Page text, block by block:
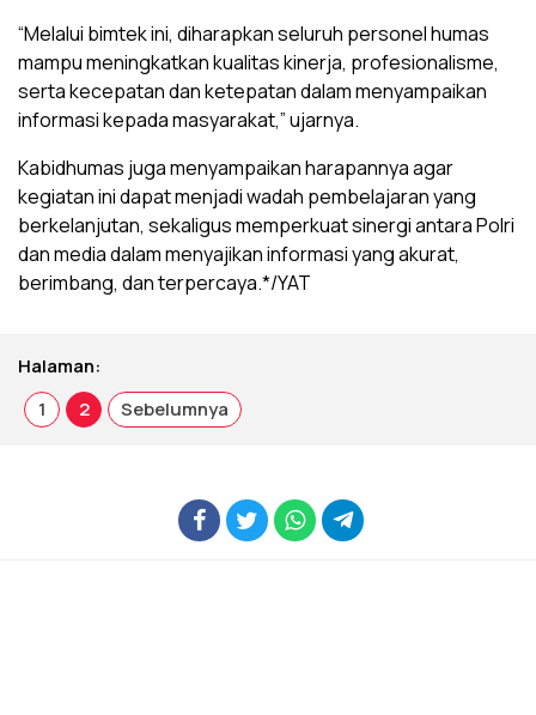
“Melalui bimtek ini, diharapkan seluruh personel humas
mampu meningkatkan kualitas kinerja, profesionalisme,
serta kecepatan dan ketepatan dalam menyampaikan
informasi kepada masyarakat,” ujarnya.
Kabidhumas juga menyampaikan harapannya agar
kegiatan ini dapat menjadi wadah pembelajaran yang
berkelanjutan, sekaligus memperkuat sinergi antara Polri
dan media dalam menyajikan informasi yang akurat,
berimbang, dan terpercaya.*/YAT
Halaman:
1
2 Sebelumnya